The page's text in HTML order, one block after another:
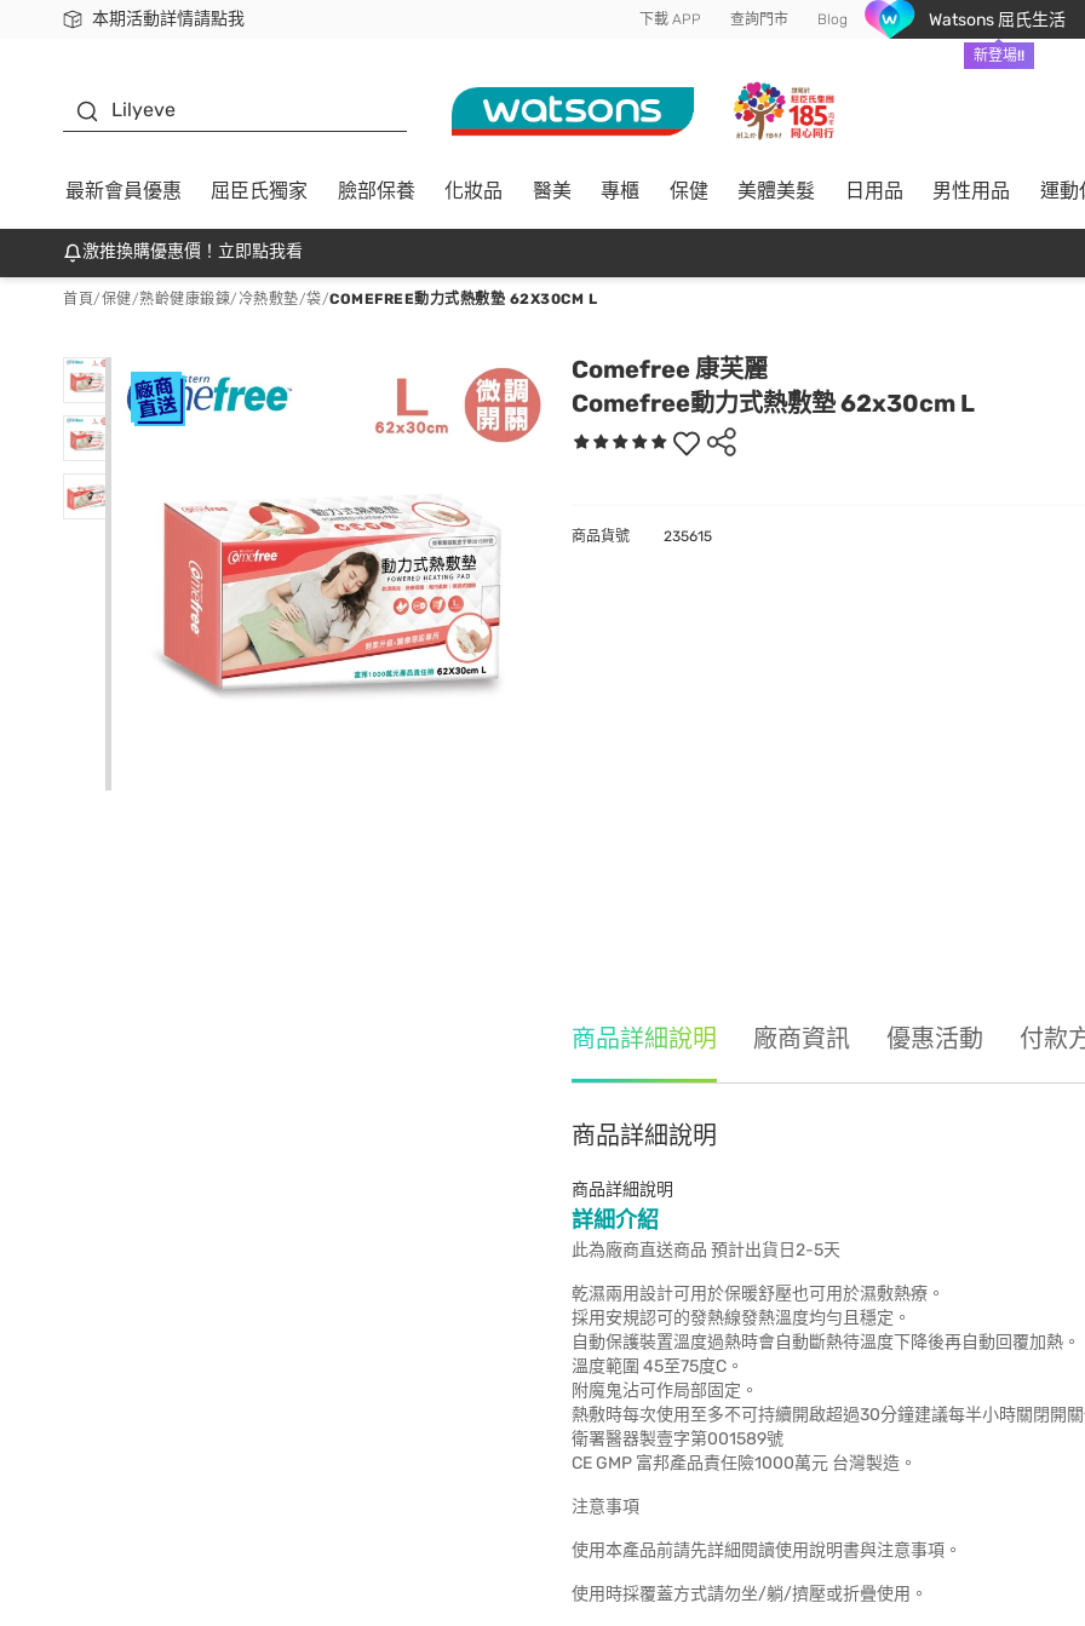
本期活動詳情請點我
下載app最高回饋$350 下載 APP 查詢門市 Blog Watsons 屈氏生活
新登場!!
Lilyeve
最新會員優惠 屈臣氏獨家 臉部保養 化妝品 醫美 專櫃 保健 美體美髮 日用品 男性用品 運動
激推換購優惠價！立即點我看
首頁/保健/熟齡健康鍛鍊/ 冷熱敷墊/袋/COMEFREE動力式熱敷墊 62X30CM L
Comefree 康芙麗
Comefree動力式熱敷墊 62x30cm L
商品貨號 235615
商品詳細說明 廠商資訊 優惠活動 付款
商品詳細說明
商品詳細說明
詳細介紹
此為廠商直送商品 預計出貨日2-5天
乾濕兩用設計可用於保暖舒壓也可用於濕敷熱療。
採用安規認可的發熱線發熱溫度均勻且穩定。
自動保護裝置溫度過熱時會自動斷熱待溫度下降後再自動回覆加熱。
溫度範圍 45至75度C。
附魔鬼沾可作局部固定。
熱敷時每次使用至多不可持續開啟超過30分鐘建議每半小時關閉開
衛署醫器製壹字第001589號
CE GMP 富邦產品責任險1000萬元 台灣製造。
注意事項
使用本產品前請先詳細閱讀使用說明書與注意事項。
使用時採覆蓋方式請勿坐/躺/擠壓或折疊使用。